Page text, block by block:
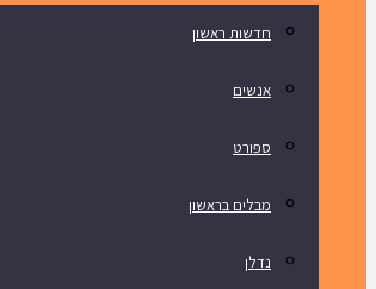
חדשות ראשון
אנשים
ספורט
מבלים בראשון
נדלן